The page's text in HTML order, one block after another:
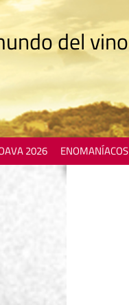
del vino
2026 ENOMANÍACOS